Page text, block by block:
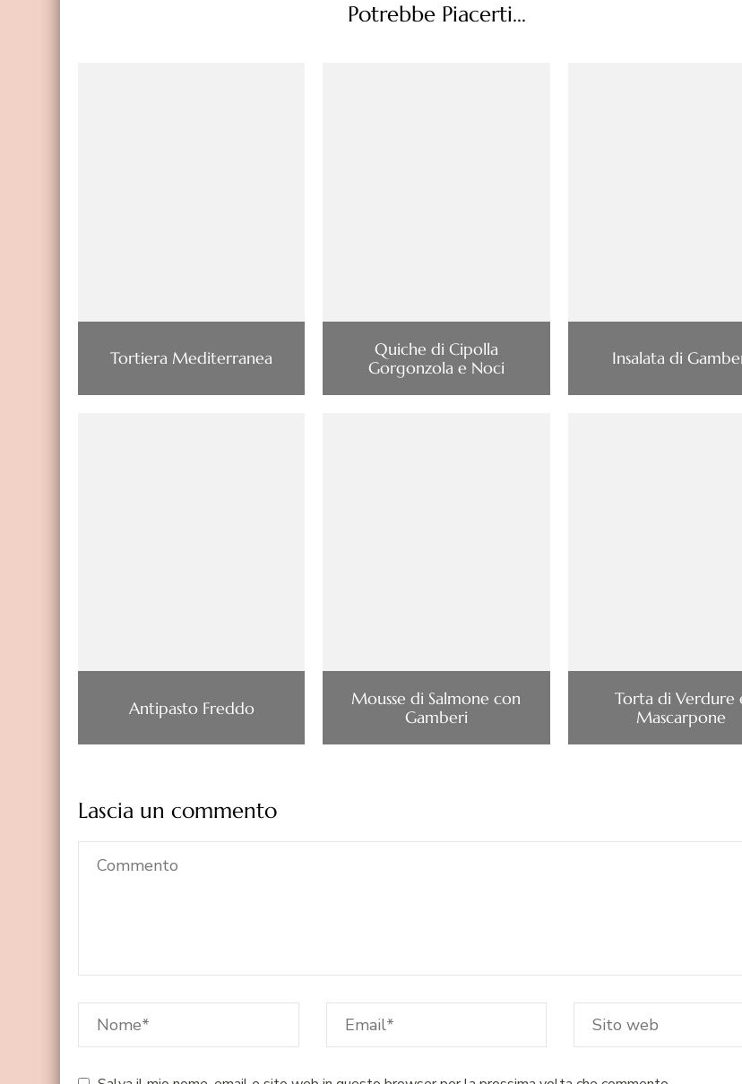
Potrebbe Piacerti...
Tortiera Mediterranea
Quiche di Cipolla
Gorgonzola e Noci
Insalata di
Antipasto Freddo
Mousse di Salmone con
Gamberi
Torta di Verdure
Mascarpone
Lascia un commento